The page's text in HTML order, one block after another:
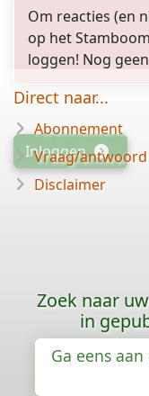
Om reacties (en
op het
loggen! Nog
Inloggen
Direct naar...
Abonnement
Vraag/antwoord
Disclaimer
Zoek naar
in
Ga eens